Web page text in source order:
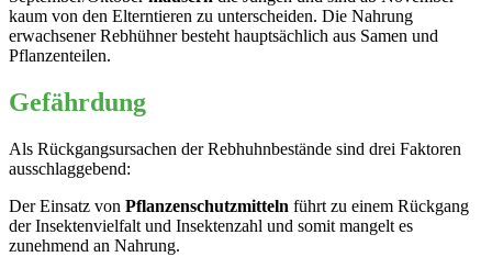
kaum von den Elterntieren zu unterscheiden. Die Nahrung
erwachsener Rebhühner besteht hauptsächlich aus Samen und
Pflanzenteilen.
Gefährdung
Als Rückgangsursachen der Rebhuhnbestände sind drei Faktoren
ausschlaggebend:
Der Einsatz von Pflanzenschutzmitteln führt zu einem Rückgang
der Insektenvielfalt und Insektenzahl und somit mangelt es
zunehmend an Nahrung.